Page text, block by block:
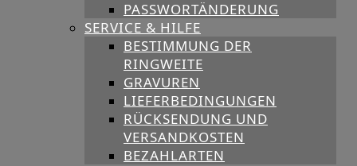
PASSWORTÄNDERUNG
SERVICE & HILFE
BESTIMMUNG DER
RINGWEITE
GRAVUREN
LIEFERBEDINGUNGEN
RÜCKSENDUNG UND
VERSANDKOSTEN
BEZAHLARTEN